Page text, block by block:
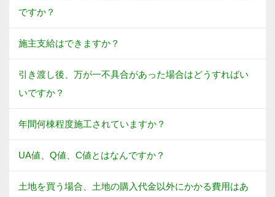
ですか？
施主支給はできますか？
引き渡し後、万が一不具合があった場合はどうすればい
いですか？
年間何棟程度施工されていますか？
UA値、Q値、C値とはなんですか？
土地を買う場合、土地の購入代金以外にかかる費用はあ